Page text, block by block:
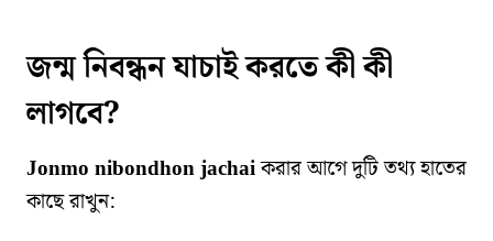
জন্ম নিবন্ধন যাচাই করতে কী কী
লাগবে?
Jonmo nibondhon jachaiকরার আগে দুটি তথ্য হাতের
কাছে রাখুন: